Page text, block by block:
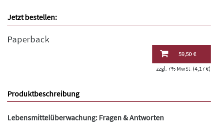
Jetzt bestellen:
Paperback
59,50 €
zzgl. 7% MwSt. (4,17 €)
Produktbeschreibung
Lebensmittelüberwachung: Fragen & Antworten